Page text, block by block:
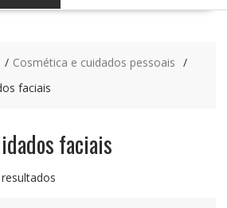
Cosmética e cuidados pessoais
faciais
faciais